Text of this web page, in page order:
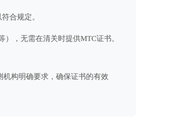
合规定。
，无需在清关时提供MTC证书。
构明确要求，确保证书的有效